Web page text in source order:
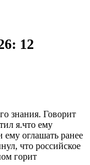
: 12
знания. Говорит
я.что ему
ему оглашать ранее
что российское
горит